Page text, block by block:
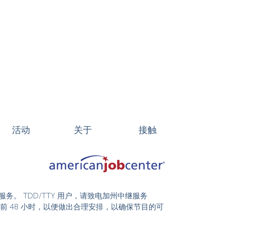
活动 关于 接触
务。 TDD/TTY 用户，请致电加州中继服务
48 小时，以便做出合理安排，以确保节目的可